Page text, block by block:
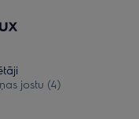
jostu (4)